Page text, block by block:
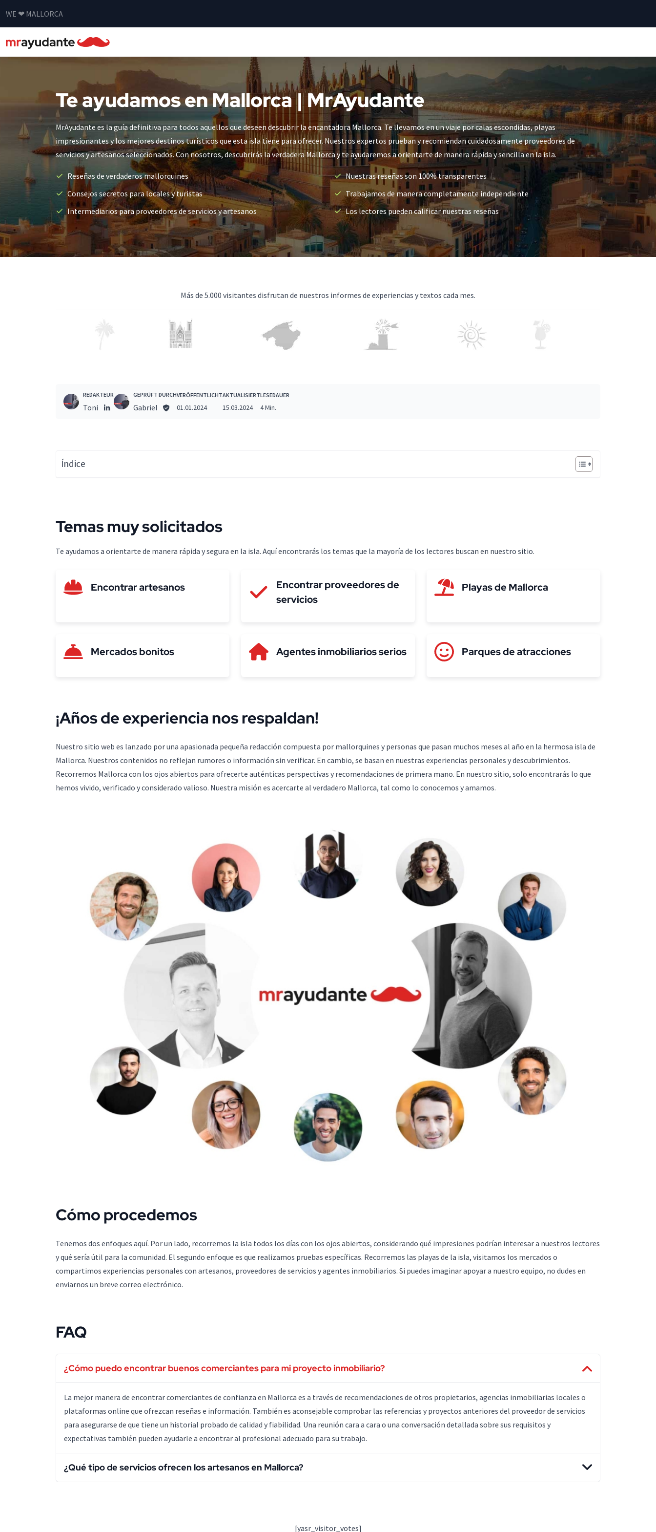
WE ❤ MALLORCA
Te ayudamos en Mallorca | MrAyudante
MrAyudante es la guía definitiva para todos aquellos que deseen descubrir la encantadora Mallorca. Te llevamos en un viaje por calas escondidas, playas
impresionantes y los mejores destinos turísticos que esta isla tiene para ofrecer. Nuestros expertos prueban y recomiendan cuidadosamente proveedores de
servicios y artesanos seleccionados. Con nosotros, descubrirás la verdadera Mallorca y te ayudaremos a orientarte de manera rápida y sencilla en la isla.
Reseñas de verdaderos mallorquines
Consejos secretos para locales y turistas
Intermediarios para proveedores de servicios y artesanos
Nuestras reseñas son 100% transparentes
Trabajamos de manera completamente independiente
Los lectores pueden calificar nuestras reseñas
Más de 5.000 visitantes disfrutan de nuestros informes de experiencias y textos cada mes.
REDAKTEUR
Toni
GEPRÜFT DURCH
Gabriel
VERÖFFENTLICHT
01.01.2024
AKTUALISIERT
15.03.2024
LESEDAUER
4 Min.
Índice
Temas muy solicitados
Te ayudamos a orientarte de manera rápida y segura en la isla. Aquí encontrarás los temas que la mayoría de los lectores buscan en nuestro sitio.
Encontrar artesanos
Encontrar proveedores de
servicios
Playas de Mallorca
Mercados bonitos Agentes inmobiliarios serios Parques de atracciones
¡Años de experiencia nos respaldan!
Nuestro sitio web es lanzado por una apasionada pequeña redacción compuesta por mallorquines y personas que pasan muchos meses al año en la hermosa isla de
Mallorca. Nuestros contenidos no reflejan rumores o información sin verificar. En cambio, se basan en nuestras experiencias personales y descubrimientos.
Recorremos Mallorca con los ojos abiertos para ofrecerte auténticas perspectivas y recomendaciones de primera mano. En nuestro sitio, solo encontrarás lo que
hemos vivido, verificado y considerado valioso. Nuestra misión es acercarte al verdadero Mallorca, tal como lo conocemos y amamos.
Cómo procedemos
Tenemos dos enfoques aquí. Por un lado, recorremos la isla todos los días con los ojos abiertos, considerando qué impresiones podrían interesar a nuestros lectores
y qué sería útil para la comunidad. El segundo enfoque es que realizamos pruebas específicas. Recorremos las playas de la isla, visitamos los mercados o
compartimos experiencias personales con artesanos, proveedores de servicios y agentes inmobiliarios. Si puedes imaginar apoyar a nuestro equipo, no dudes en
enviarnos un breve correo electrónico.
FAQ
¿Cómo puedo encontrar buenos comerciantes para mi proyecto inmobiliario?
La mejor manera de encontrar comerciantes de confianza en Mallorca es a través de recomendaciones de otros propietarios, agencias inmobiliarias locales o
plataformas online que ofrezcan reseñas e información. También es aconsejable comprobar las referencias y proyectos anteriores del proveedor de servicios
para asegurarse de que tiene un historial probado de calidad y fiabilidad. Una reunión cara a cara o una conversación detallada sobre sus requisitos y
expectativas también pueden ayudarle a encontrar al profesional adecuado para su trabajo.
¿Qué tipo de servicios ofrecen los artesanos en Mallorca?
[yasr_visitor_votes]